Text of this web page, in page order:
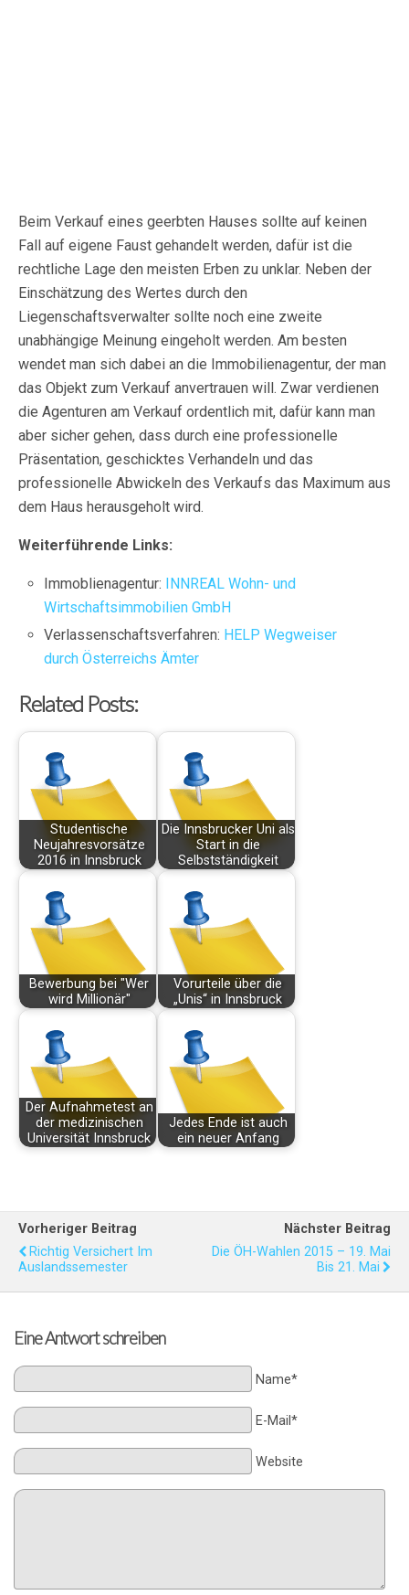
Beim Verkauf eines geerbten Hauses sollte auf keinen
Fall auf eigene Faust gehandelt werden, dafür ist die
rechtliche Lage den meisten Erben zu unklar. Neben der
Einschätzung des Wertes durch den
Liegenschaftsverwalter sollte noch eine zweite
unabhängige Meinung eingeholt werden. Am besten
wendet man sich dabei an die Immobilienagentur, der man
das Objekt zum Verkauf anvertrauen will. Zwar verdienen
die Agenturen am Verkauf ordentlich mit, dafür kann man
aber sicher gehen, dass durch eine professionelle
Präsentation, geschicktes Verhandeln und das
professionelle Abwickeln des Verkaufs das Maximum aus
dem Haus herausgeholt wird.
Weiterführende Links:
Immoblienagentur: INNREAL Wohn- und
Wirtschaftsimmobilien GmbH
Verlassenschaftsverfahren: HELP Wegweiser
durch Österreichs Ämter
Related Posts:
Studentische
Neujahresvorsätze
2016 in Innsbruck
Die Innsbrucker Uni als
Start in die
Selbstständigkeit
Bewerbung bei "Wer
wird Millionär"
Vorurteile über die
„Unis“ in Innsbruck
Der Aufnahmetest an
der medizinischen
Universität Innsbruck
Jedes Ende ist auch
ein neuer Anfang
Vorheriger Beitrag
Richtig Versichert Im
Auslandssemester
Nächster Beitrag
Die ÖH-Wahlen 2015 – 19. Mai
Bis 21. Mai
Eine Antwort schreiben
Name*
E-Mail*
Website